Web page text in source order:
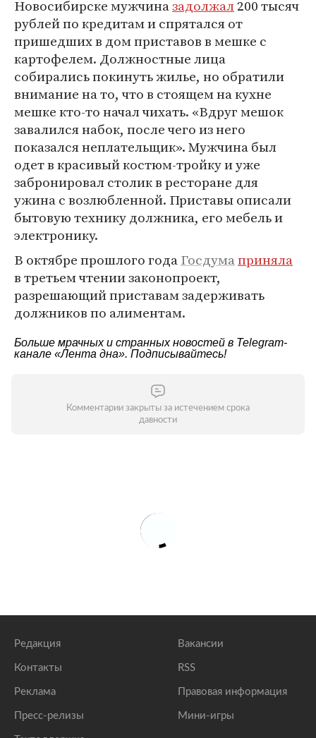
Новосибирске мужчиназадолжал200 тысяч
рублей по кредитам и спрятался от
пришедших в дом приставов в мешке с
картофелем. Должностные лица
собирались покинуть жилье, но обратили
внимание на то, что в стоящем на кухне
мешке кто-то начал чихать. «Вдруг мешок
завалился набок, после чего из него
показался неплательщик». Мужчина был
одет в красивый костюм-тройку и уже
забронировал столик в ресторане для
ужина с возлюбленной. Приставы описали
бытовую технику должника, его мебель и
электронику.
В октябре прошлого годаГосдумаприняла
в третьем чтении законопроект,
разрешающий приставам задерживать
должников по алиментам.
Больше мрачных и странных новостей в Telegram-
канале «Лента дна». Подписывайтесь!
Комментарии закрыты за истечением срока
давности
Редакция
Контакты
Реклама
Пресс-релизы
Вакансии
RSS
Правовая информация
Мини-игры